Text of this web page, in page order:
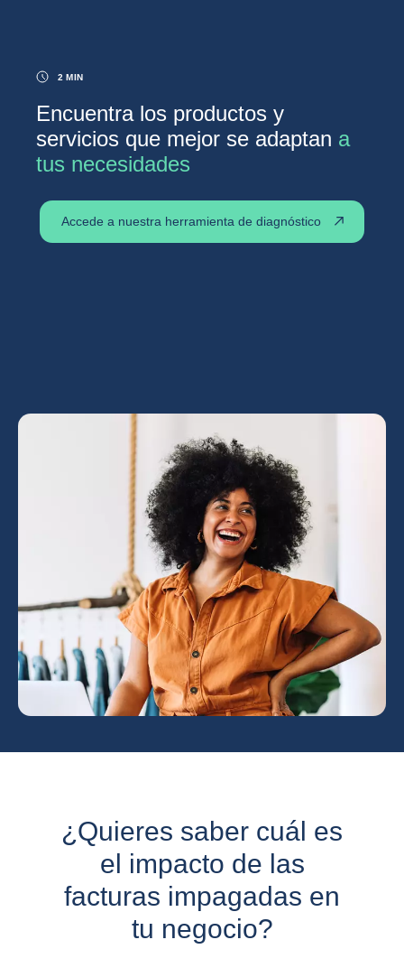
Encuentra los productos y
servicios que mejor se adaptan a
tus necesidades
2 MIN
Accede a nuestra herramienta de diagnóstico
¿Quieres saber cuál es
el impacto de las
facturas impagadas en
tu negocio?